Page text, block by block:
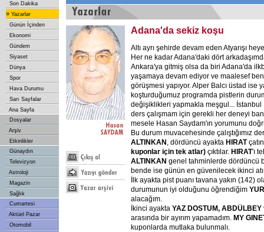
Son Dakika
» Yazarlar
Günün İçinden
Ekonomi
Gündem
Siyaset
Dünya
Spor
Hava Durumu
Sarı Sayfalar
Ana Sayfa
Dosyalar
Arşiv
Etkinlikler
Günaydın
Televizyon
Astroloji
Magazin
Sağlık
Cumartesi
Aktüel Pazar
Otomobil
Adana'da sekiz koşu
Altı ayrı şehirde devam eden Atyarışı
Her ne kadar Adana'daki dört
Ankara'ya gitmiş olsa da biri Adana'da
yaşamaya devam ediyor ve maalesef
görüşmesi yapıyor. Alper Balcı üstad ise
koşturduğumuz programda pistlerin
değişiklikleri yapmakla meşgul... İstanbul
ders çalışmam için gerekli her deneyi
mesele Hasan Saydam'ın yorumunu
Bu durum muvacehesinde çalıştığımız
ALTINKAN , dördüncü ayakta HIRAT
kuponlar için tek atlar) çıktılar. HIRAT'ı
ALTINKAN genel tahminlerde dördüncü
bende ise günün en güvenilecek ikinci
İlk ayakta pist puanı tavana yakın (142)
durumunun iyi olduğunu öğrendiğim
alacağım.
İkinci ayakta YAZ DOSTUM, ABDÜLBEY
arasında bir ayırım yapamadım. MY
kuponlarda mutlaka bulunmalı.